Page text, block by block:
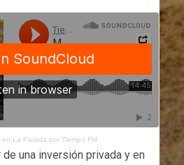
en La Parada por Tiempo FM
una inversión privada y en